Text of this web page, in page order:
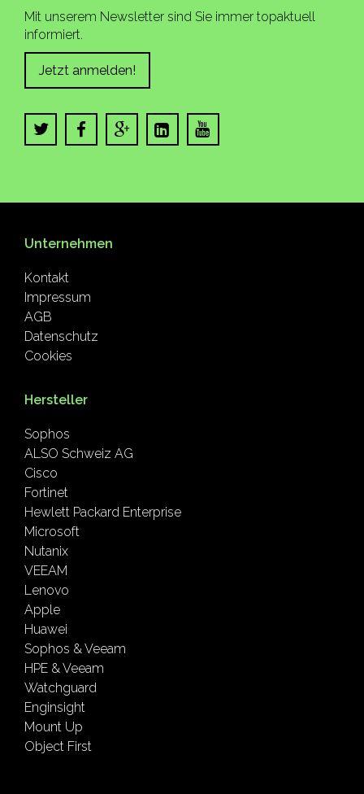
Mit unserem Newsletter sind Sie immer topaktuell
informiert.
Jetzt anmelden!
Unternehmen
Kontakt
Impressum
AGB
Datenschutz
Cookies
Hersteller
Sophos
ALSO Schweiz AG
Cisco
Fortinet
Hewlett Packard Enterprise
Microsoft
Nutanix
VEEAM
Lenovo
Apple
Huawei
Sophos & Veeam
HPE & Veeam
Watchguard
Enginsight
Mount Up
Object First